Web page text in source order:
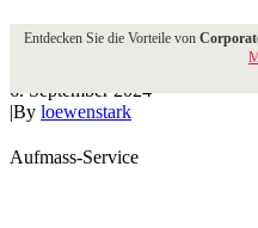
Entdecken Sie die Vorteile von
Aufmass-Service
6. September 2024
|By loewenstark
Aufmass-Service